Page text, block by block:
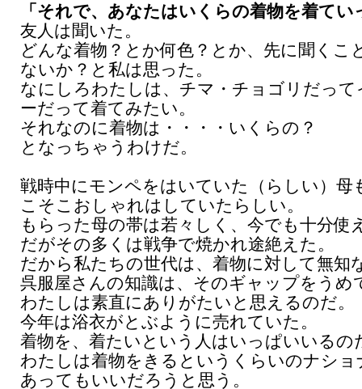
「それで、あなたはいくらの着物を着てい
友人は聞いた。
どんな着物？とか何色？とか、先に聞くこ
ないか？と私は思った。
なにしろわたしは、チマ・チョゴリだっ
ーだって着てみたい。
それなのに着物は・・・・いくらの？
となっちゃうわけだ。
戦時中にモンペをはいていた（らしい）母
こそこおしゃれはしていたらしい。
もらった母の帯は若々しく、今でも十分使
だがその多くは戦争で焼かれ途絶えた。
だから私たちの世代は、着物に対して無知
呉服屋さんの知識は、そのギャップをうめ
わたしは素直にありがたいと思えるのだ。
今年は浴衣がとぶように売れていた。
着物を、着たいという人はいっぱいいるの
わたしは着物をきるというくらいのナショ
あってもいいだろうと思う。